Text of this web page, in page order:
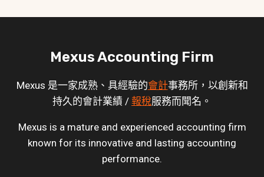
Mexus Accounting Firm
Mexus 是一家成熟、具經驗的會計事務所，以創新和
持久的會計業績 / 報稅服務而聞名。
Mexus is a mature and experienced accounting firm
known for its innovative and lasting accounting
performance.